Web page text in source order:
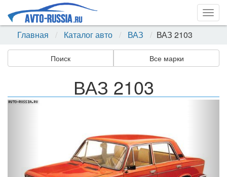
Главная
Каталог авто ВАЗ ВАЗ 2103
Поиск Все марки
ВАЗ 2103
Назад